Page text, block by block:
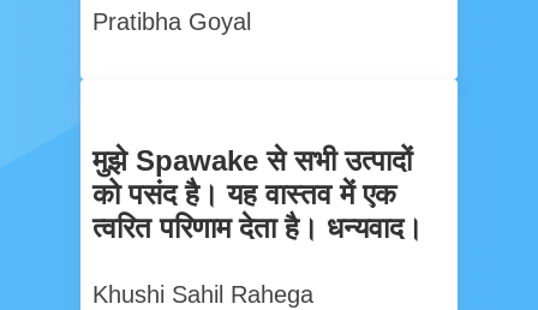
Pratibha Goyal
मुझे Spawake से सभी उत्पादों
को पसंद है। यह वास्तव में एक
त्वरित परिणाम देता है। धन्यवाद।
Khushi Sahil Rahega